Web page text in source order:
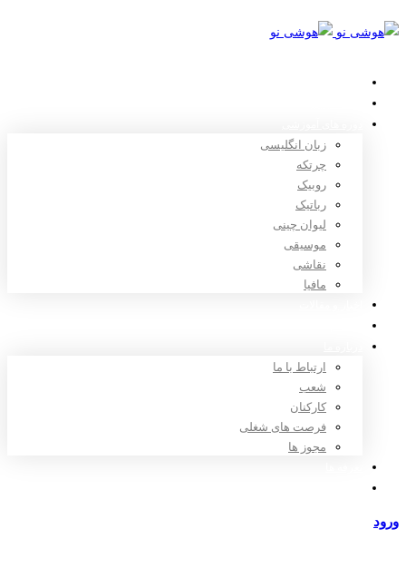
زبان انگلیسی
چرتکه
روبیک
رباتیک
لیوان چینی
موسیقی
نقاشی
مافیا
ارتباط با ما
شعب
کارکنان
فرصت های شغلی
مجوز ها
ورود